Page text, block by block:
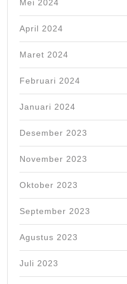
Mei 2024
April 2024
Maret 2024
Februari 2024
Januari 2024
Desember 2023
November 2023
Oktober 2023
September 2023
Agustus 2023
Juli 2023